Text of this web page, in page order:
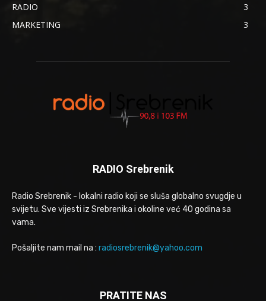
RADIO
3
MARKETING
3
RADIO Srebrenik
Radio Srebrenik - lokalni radio koji se sluša globalno svugdje u
svijetu. Sve vijesti iz Srebrenika i okoline već 40 godina sa
vama.
Pošaljite nam mail na : radiosrebrenik@yahoo.com
PRATITE NAS